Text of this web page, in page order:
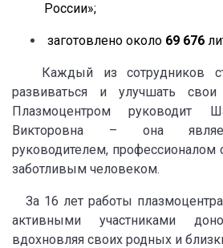
России»;
заготовлено около 69 676
Каждый из сотрудников
развиваться и улучшать
Плазмоцентром руководит
Викторовна – она
руководителем, профессионалом
заботливым человеком.
За 16 лет работы
активными участниками
вдохновляя своих родных и